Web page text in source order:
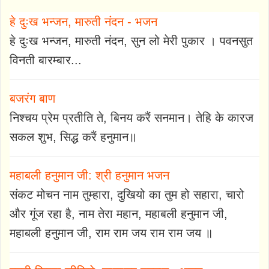
हे दुःख भन्जन, मारुती नंदन - भजन
हे दुःख भन्जन, मारुती नंदन, सुन लो मेरी पुकार । पवनसुत
विनती बारम्बार...
बजरंग बाण
निश्चय प्रेम प्रतीति ते, बिनय करैं सनमान। तेहि के कारज
सकल शुभ, सिद्ध करैं हनुमान॥
महाबली हनुमान जी: श्री हनुमान भजन
संकट मोचन नाम तुम्हारा, दुखियो का तुम हो सहारा, चारो
और गूंज रहा है, नाम तेरा महान, महाबली हनुमान जी,
महाबली हनुमान जी, राम राम जय राम राम जय ॥